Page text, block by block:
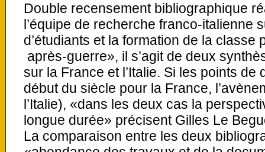
Double recensement bibliographique
l’équipe de recherche franco-italienne
d’étudiants et la formation de la classe
après-guerre», il s’agit de deux
sur la France et l’Italie. Si les points de
début du siècle pour la France,
l’Italie), «dans les deux cas la
longue durée» précisent Gilles Le
La comparaison entre les deux